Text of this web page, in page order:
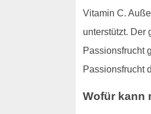
Vitamin C.
unterstützt. Der
Passionsfrucht
Passionsfrucht
Wofür kann